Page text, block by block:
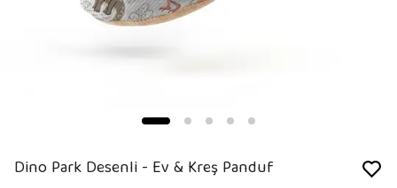
Dino Park Desenli - Ev & Kreş Panduf